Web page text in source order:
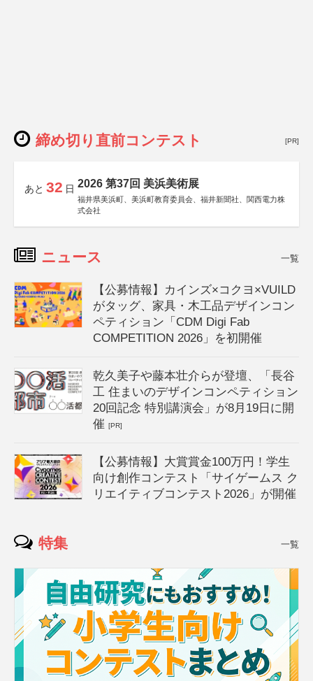
締め切り直前コンテスト [PR]
あと 32 日 2026 第37回 美浜美術展
福井県美浜町、美浜町教育委員会、福井新聞社、関西電力株
式会社
ニュース 一覧
【公募情報】カインズ×コクヨ×VUILD
がタッグ、家具・木工品デザインコン
ペティション「CDM Digi Fab
COMPETITION 2026」を初開催
乾久美子や藤本壮介らが登壇、「長谷
工 住まいのデザインコンペティション
20回記念 特別講演会」が8月19日に開
催[PR]
【公募情報】大賞賞金100万円！学生
向け創作コンテスト「サイゲームス ク
リエイティブコンテスト2026」が開催
特集 一覧